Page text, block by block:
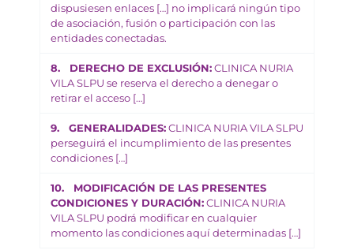
dispusiesen enlaces […] no implicará ningún tipo
de asociación, fusión o participación con las
entidades conectadas.
8. DERECHO DE EXCLUSIÓN:CLINICA NURIA
VILA SLPU se reserva el derecho a denegar o
retirar el acceso […]
9. GENERALIDADES:CLINICA NURIA VILA SLPU
perseguirá el incumplimiento de las presentes
condiciones […]
10. MODIFICACIÓN DE LAS PRESENTES
CONDICIONES Y DURACIÓN:CLINICA NURIA
VILA SLPU podrá modificar en cualquier
momento las condiciones aquí determinadas […]